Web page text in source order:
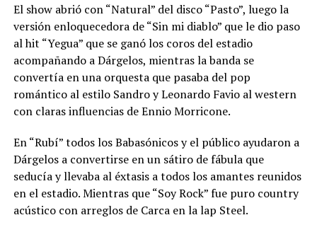
El show abrió con “Natural” del disco “Pasto”, luego la
versión enloquecedora de “Sin mi diablo” que le dio paso
al hit “Yegua” que se ganó los coros del estadio
acompañando a Dárgelos, mientras la banda se
convertía en una orquesta que pasaba del pop
romántico al estilo Sandro y Leonardo Favio al western
con claras influencias de Ennio Morricone.
En “Rubí” todos los Babasónicos y el público ayudaron a
Dárgelos a convertirse en un sátiro de fábula que
seducía y llevaba al éxtasis a todos los amantes reunidos
en el estadio. Mientras que “Soy Rock” fue puro country
acústico con arreglos de Carca en la lap Steel.